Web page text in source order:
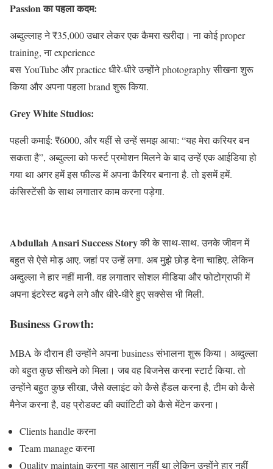
Passion का पहला कदम:
अब्दुल्लाह ने ₹35,000 उधार लेकर एक कैमरा खरीदा। ना कोई proper
training, ना experience
बस YouTube और practice धीरे-धीरे उन्होंने photography सीखना शुरू
किया और अपना पहला brand शुरू किया.
Grey White Studios:
पहली कमाई: ₹6000, और यहीं से उन्हें समझ आया: “यह मेरा करियर बन
सकता है”, अब्दुल्ला को फर्स्ट प्रमोशन मिलने के बाद उन्हें एक आईडिया हो
गया था अगर हमें इस फील्ड में अपना कैरियर बनाना है. तो इसमें हमें.
कंसिस्टेंसी के साथ लगातार काम करना पड़ेगा.
Abdullah Ansari Success Storyकी के साथ-साथ. उनके जीवन में
बहुत से ऐसे मोड़ आए. जहां पर उन्हें लगा. अब मुझे छोड़ देना चाहिए. लेकिन
अब्दुल्ला ने हार नहीं मानी. वह लगातार सोशल मीडिया और फोटोग्राफी में
अपना इंटरेस्ट बढ़ने लगे और धीरे-धीरे हुए सक्सेस भी मिली.
Business Growth:
MBA के दौरान ही उन्होंने अपना business संभालना शुरू किया। अब्दुल्ला
को बहुत कुछ सीखने को मिला। जब वह बिजनेस करना स्टार्ट किया. तो
उन्होंने बहुत कुछ सीखा, जैसे क्लाइंट को कैसे हैंडल करना है, टीम को कैसे
मैनेज करना है, वह प्रोडक्ट की क्वांटिटी को कैसे मेंटेन करना।
Clients handle करना
Team manage करना
Quality maintain करना यह आसान नहीं था लेकिन उन्होंने हार नहीं